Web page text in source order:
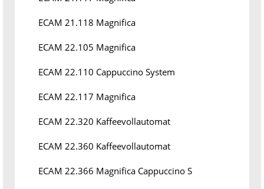
ECAM 21.118 Magnifica
ECAM 22.105 Magnifica
ECAM 22.110 Cappuccino System
ECAM 22.117 Magnifica
ECAM 22.320 Kaffeevollautomat
ECAM 22.360 Kaffeevollautomat
ECAM 22.366 Magnifica Cappuccino S